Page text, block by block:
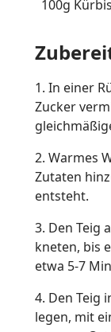
100g
1. In einer
Zucker
2. Warmes
Zutaten
entsteht.
3. Den Teig
kneten, bis
etwa 5-7
4. Den Teig
legen, mit